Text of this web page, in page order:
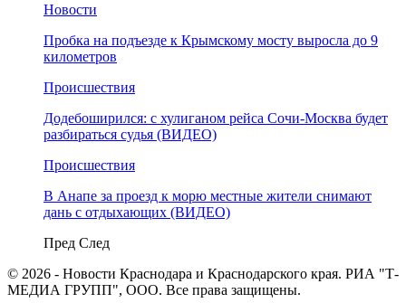
Новости
Пробка на подъезде к Крымскому мосту выросла до 9
километров
Происшествия
Додебоширился: с хулиганом рейса Сочи-Москва будет
разбираться судья (ВИДЕО)
Происшествия
В Анапе за проезд к морю местные жители снимают
дань с отдыхающих (ВИДЕО)
Пред След
© 2026 - Новости Краснодара и Краснодарского края. РИА "Т-
МЕДИА ГРУПП", ООО. Все права защищены.